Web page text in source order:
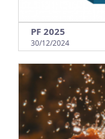
PF 2025
30/12/2024